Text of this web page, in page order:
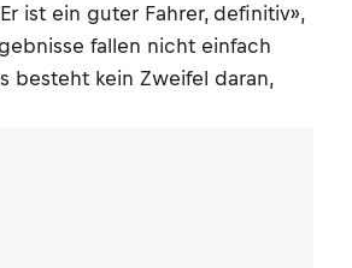
ist ein guter Fahrer, definitiv»,
fallen nicht einfach
besteht kein Zweifel daran,